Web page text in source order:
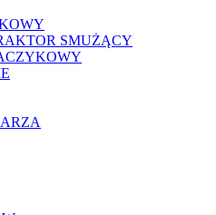
SMUŻĄCY